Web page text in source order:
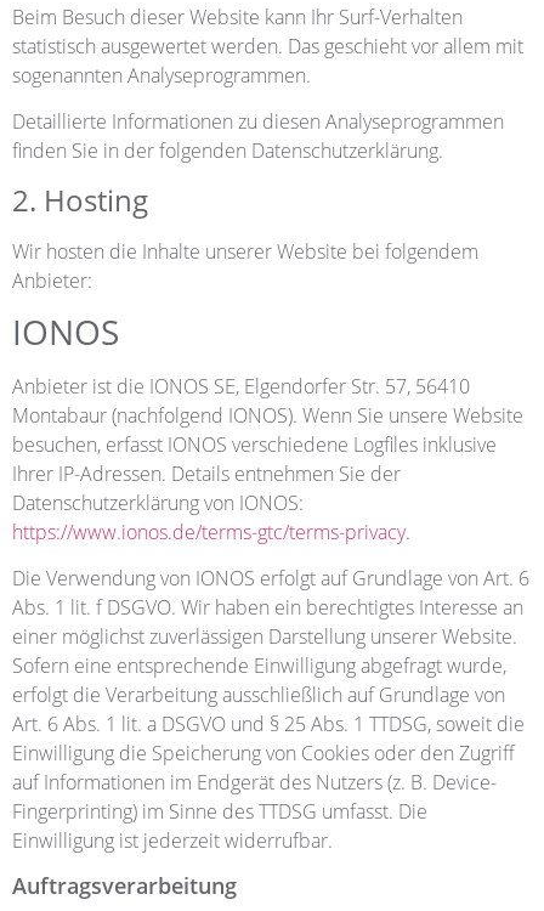
Beim Besuch dieser Website kann Ihr Surf-Verhalten
statistisch ausgewertet werden. Das geschieht vor allem mit
sogenannten Analyseprogrammen.
Detaillierte Informationen zu diesen Analyseprogrammen
finden Sie in der folgenden Datenschutzerklärung.
2. Hosting
Wir hosten die Inhalte unserer Website bei folgendem
Anbieter:
IONOS
Anbieter ist die IONOS SE, Elgendorfer Str. 57, 56410
Montabaur (nachfolgend IONOS). Wenn Sie unsere Website
besuchen, erfasst IONOS verschiedene Logfiles inklusive
Ihrer IP-Adressen. Details entnehmen Sie der
Datenschutzerklärung von IONOS:
https://www.ionos.de/terms-gtc/terms-privacy.
Die Verwendung von IONOS erfolgt auf Grundlage von Art. 6
Abs. 1 lit. f DSGVO. Wir haben ein berechtigtes Interesse an
einer möglichst zuverlässigen Darstellung unserer Website.
Sofern eine entsprechende Einwilligung abgefragt wurde,
erfolgt die Verarbeitung ausschließlich auf Grundlage von
Art. 6 Abs. 1 lit. a DSGVO und § 25 Abs. 1 TTDSG, soweit die
Einwilligung die Speicherung von Cookies oder den Zugriff
auf Informationen im Endgerät des Nutzers (z. B. Device-
Fingerprinting) im Sinne des TTDSG umfasst. Die
Einwilligung ist jederzeit widerrufbar.
Auftragsverarbeitung